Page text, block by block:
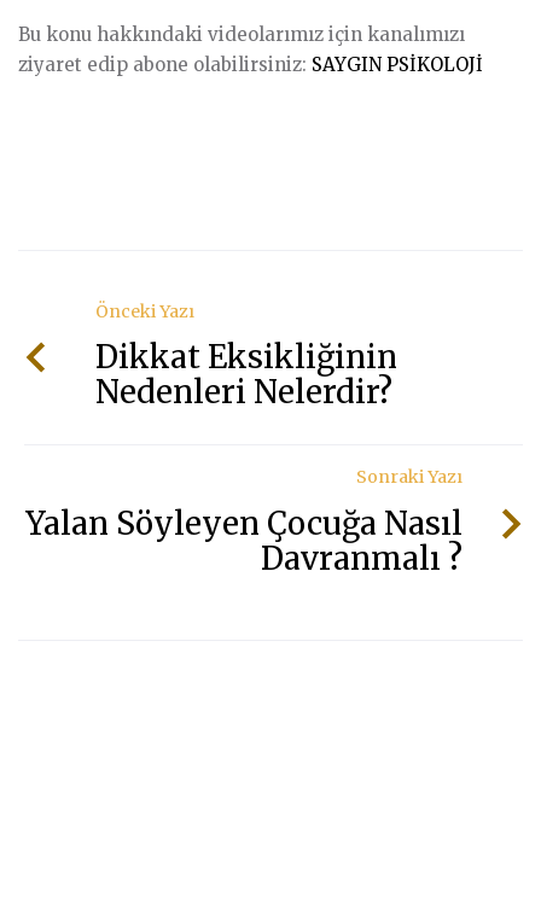
Bu konu hakkındaki videolarımız için kanalımızı
ziyaret edip abone olabilirsiniz: SAYGIN PSİKOLOJİ
Önceki Yazı
Dikkat Eksikliğinin
Nedenleri Nelerdir?
Sonraki Yazı
Yalan Söyleyen Çocuğa Nasıl
Davranmalı ?